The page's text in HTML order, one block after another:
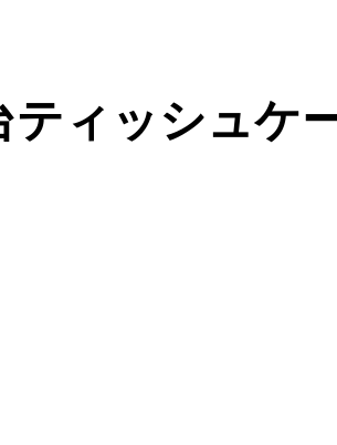
ィッシュケ